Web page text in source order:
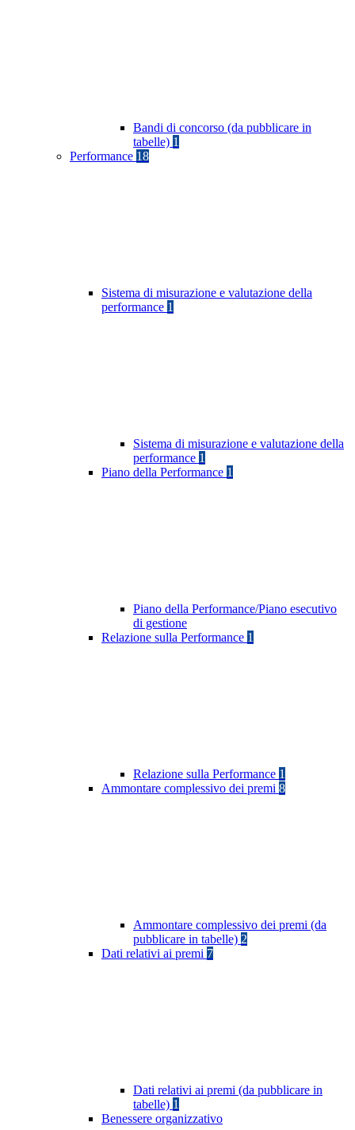
Bandi di concorso (da pubblicare in
tabelle) 1
Performance 18
Sistema di misurazione e valutazione della
performance 1
Sistema di misurazione e valutazione della
performance 1
Piano della Performance 1
Piano della Performance/Piano esecutivo
di gestione
Relazione sulla Performance 1
Relazione sulla Performance 1
Ammontare complessivo dei premi 8
Ammontare complessivo dei premi (da
pubblicare in tabelle) 2
Dati relativi ai premi 7
Dati relativi ai premi (da pubblicare in
tabelle) 1
Benessere organizzativo